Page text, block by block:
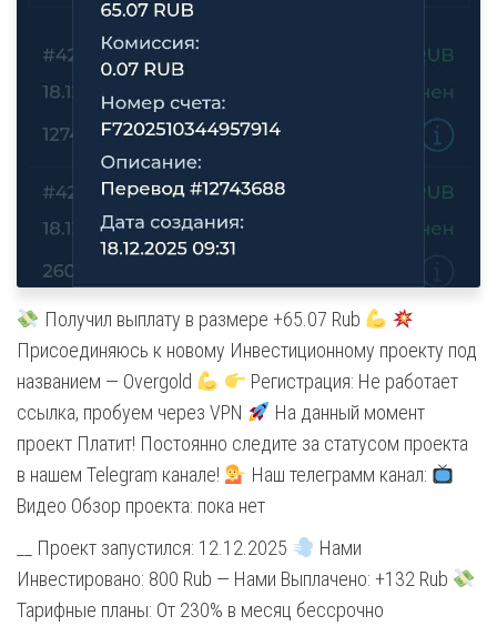
Получил выплату в размере +65.07 Rub
Присоединяюсь к новому Инвестиционному проекту под
названием — Overgold
Регистрация: Не работает
ссылка, пробуем через VPN
На данный момент
проект Платит! Постоянно следите за статусом проекта
в нашем Telegram канале!
Наш телеграмм канал:
Видео Обзор проекта: пока нет
__ Проект запустился: 12.12.2025
Нами
Инвестировано: 800 Rub — Нами Выплачено: +132 Rub
Тарифные планы: От 230% в месяц бессрочно